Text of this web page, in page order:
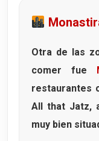
Otra de las
comer fue
restaurantes
All that Jatz,
muy bien